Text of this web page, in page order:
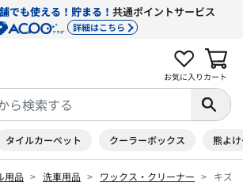
でも使える！貯まる！ 共通ポイントサービス
詳細はこちら
お気に入り カート
タイルカーペット クーラーボックス 熊よ
用品 洗車用品 ワックス・クリーナー キズ